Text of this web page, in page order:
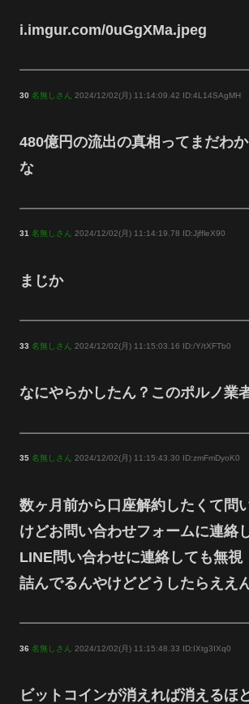
i.imgur.com/0uGgXMa.jpeg
30 名無しさん 2024/12/02(月) 11:14:09.42 ID:4L14SAgMH
480億円の流出の真相ってまだわ
な
31 名無しさん 2024/12/02(月) 11:14:19.78 ID:JjffleX90
まじか
33 名無しさん 2024/12/02(月) 11:15:03.16 ID:/Y/tXFTb0
なにやらかしたん？このポルノ業
35 名無しさん 2024/12/02(月) 11:15:43.30 ID:zmFmDyoK0
数ヶ月前から口座解約したくて問
けどお問い合わせフォームに連絡
LINE問い合わせに連絡しても無視
詰んでるんやけどどうしたらええ
36 名無しさん 2024/12/02(月) 11:15:48.33 ID:IXtg3IXq0
ビットコインが消えれば消えるほ